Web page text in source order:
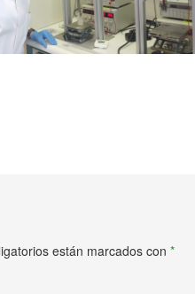
están marcados con *